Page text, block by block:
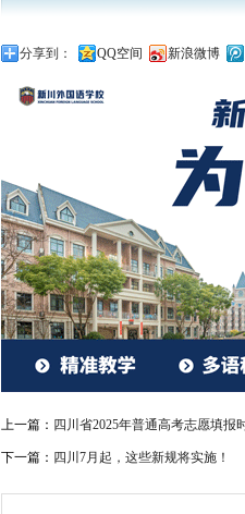
分享到： QQ空间 新浪微博
上一篇： 四川省2025年普通高考志愿填报
下一篇： 四川7月起，这些新规将实施！